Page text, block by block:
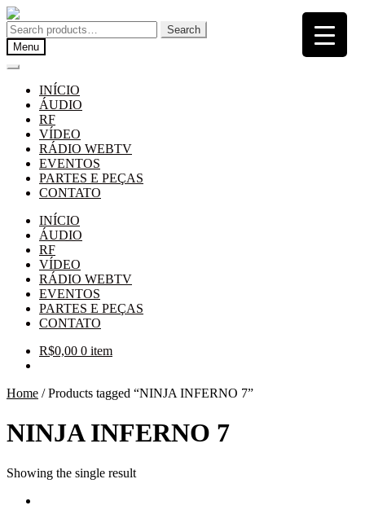
Pular
para
navegação
Pular
para
o
conteúdo
Search
for:
Search
Menu
INÍCIO
ÁUDIO
RF
VÍDEO
RÁDIO WEBTV
EVENTOS
PARTES E PEÇAS
CONTATO
INÍCIO
ÁUDIO
RF
VÍDEO
RÁDIO WEBTV
EVENTOS
PARTES E PEÇAS
CONTATO
R$0,00 0 item
Home /Products tagged “NINJA INFERNO 7”
NINJA INFERNO 7
Showing the single result